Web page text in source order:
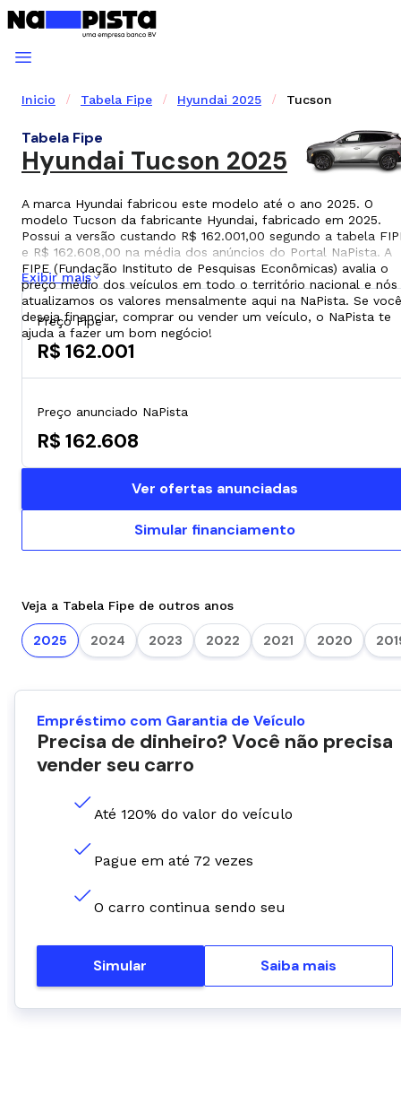
Inicio Tabela Fipe Hyundai 2025 Tucson
Tabela Fipe
Hyundai Tucson 2025
A marca Hyundai fabricou este modelo até o ano 2025. O
modelo Tucson da fabricante Hyundai, fabricado em 2025.
Possui a versão custando R$ 162.001,00 segundo a tabela
e R$ 162.608,00 na média dos anúncios do Portal NaPista. A
FIPE (Fundação Instituto de Pesquisas Econômicas) avalia o
preço médio dos veículos em todo o território nacional e nós
atualizamos os valores mensalmente aqui na NaPista. Se você
deseja financiar, comprar ou vender um veículo, o NaPista te
ajuda a fazer um bom negócio!
Exibir mais
Preço Fipe
R$ 162.001
Preço anunciado NaPista
R$ 162.608
Ver ofertas anunciadas
Simular financiamento
Veja a Tabela Fipe de outros anos
2025 2024 2023 2022 2021 2020
Empréstimo com Garantia de Veículo
Precisa de dinheiro? Você não precisa
vender seu carro
Até 120% do valor do veículo
Pague em até 72 vezes
O carro continua sendo seu
Simular Saiba mais